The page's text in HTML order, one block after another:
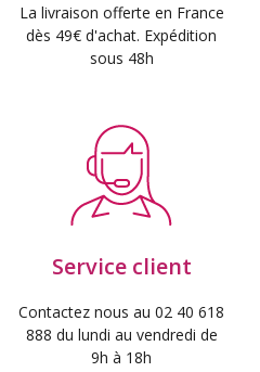
La livraison offerte en France
dès 49€ d'achat. Expédition
sous 48h
Service client
Contactez nous au 02 40 618
888 du lundi au vendredi de
9h à 18h